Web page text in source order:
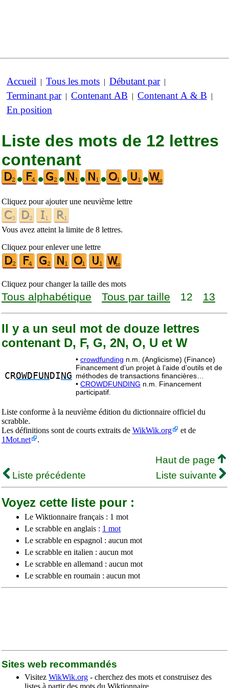
Accueil | Tous les mots | Débutant par|
Terminant par| Contenant AB | Contenant A & B |
En position
Liste des mots de 12 lettres
contenant
•
• • • • • •
Cliquez pour ajouter une neuvième lettre
Vous avez atteint la limite de 8 lettres.
Cliquez pour enlever une lettre
Cliquez pour changer la taille des mots
Tous alphabétique Tous par taille 12 13
Il y a un seul mot de douze lettres
contenant D, F, G, 2N, O, U et W
CROWDFUN DI NG
• crowdfunding n.m. (Anglicisme) (Finance)
Financement d’un projet à l’aide d’outils et de
méthodes de transactions financières…
• CROWDFUNDING n.m. Financement
participatif.
Liste conforme à la neuvième édition du dictionnaire officiel du
scrabble.
Les définitions sont de courts extraits de WikWik.org
et de
1Mot.net
.
Haut de page
Liste précédente
Liste suivante
Voyez cette liste pour :
Le Wiktionnaire français : 1 mot
Le scrabble en anglais : 1 mot
Le scrabble en espagnol : aucun mot
Le scrabble en italien : aucun mot
Le scrabble en allemand : aucun mot
Le scrabble en roumain : aucun mot
Sites web recommandés
Visitez WikWik.org - cherchez des mots et construisez des
listes à partir des mots du Wiktionnaire.